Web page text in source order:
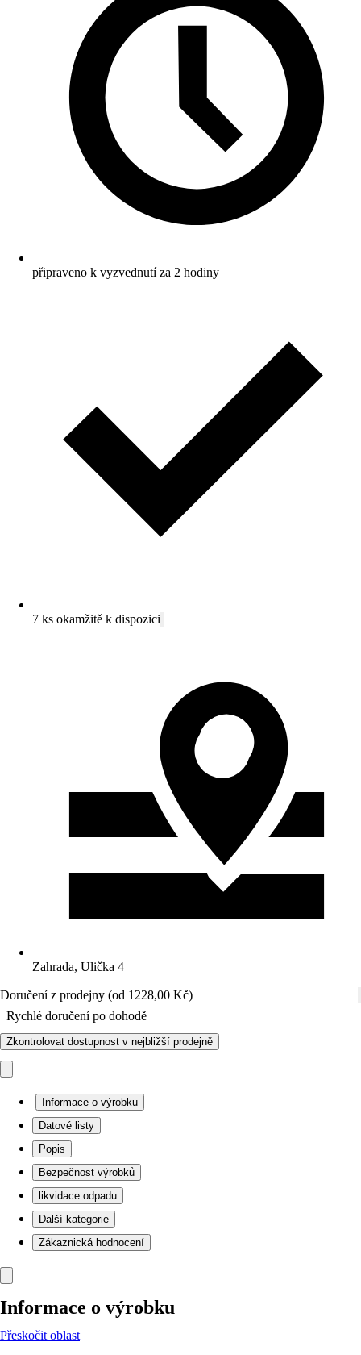
připraveno k vyzvednutí za 2 hodiny
7 ks okamžitě k dispozici
Zahrada, Ulička 4
Doručení z prodejny (od 1228,00 Kč)
Rychlé doručení po dohodě
Zkontrolovat dostupnost v nejbližší prodejně
Informace o výrobku
Datové listy
Popis
Bezpečnost výrobků
likvidace odpadu
Další kategorie
Zákaznická hodnocení
Informace o výrobku
Přeskočit oblast